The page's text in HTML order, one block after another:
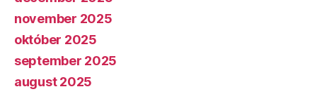
november 2025
október 2025
september 2025
august 2025